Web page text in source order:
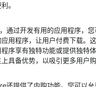
。
通过开发有用的应用程序，
用程序，让用户付费下载。
序享有独特功能或提供独特
具备优势，以吸引更多用户购